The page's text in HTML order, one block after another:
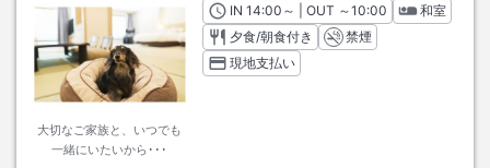
大切なご家族と、いつでも
一緒にいたいから･･･
INチェックイン
14:00 ～ | OUT チェックアウト
～10:00
和室
夕食/朝食付き
禁煙
現地支払い